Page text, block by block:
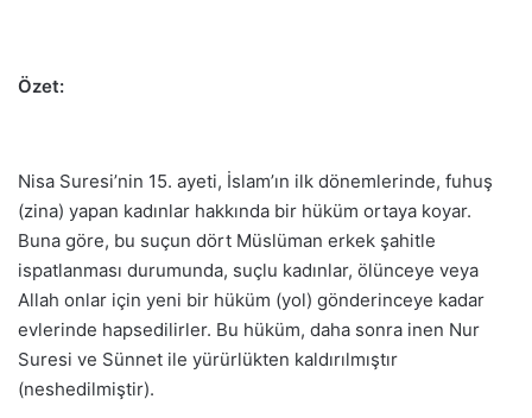
Özet:
Nisa Suresi’nin 15. ayeti, İslam’ın ilk dönemlerinde, fuhuş
(zina) yapan kadınlar hakkında bir hüküm ortaya koyar.
Buna göre, bu suçun dört Müslüman erkek şahitle
ispatlanması durumunda, suçlu kadınlar, ölünceye veya
Allah onlar için yeni bir hüküm (yol) gönderinceye kadar
evlerinde hapsedilirler. Bu hüküm, daha sonra inen Nur
Suresi ve Sünnet ile yürürlükten kaldırılmıştır
(neshedilmiştir).